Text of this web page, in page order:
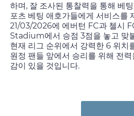
하며, 잘 조사된 통찰력을 통해 베
포츠 베팅 애호가들에게 서비스를
21/03/2026에 에버턴 FC과 첼시
Stadium에서 승점 3점을 놓고 맞
현재 리그 순위에서 강력한 6 위치
원정 팬들 앞에서 승리를 위해 전
감이 있을 것입니다.